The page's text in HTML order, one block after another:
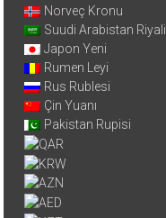
Norveç Kronu
Suudi Arabistan Riyali
Japon Yeni
Rumen Leyi
Rus Rublesi
Çin Yuanı
Pakistan Rupisi